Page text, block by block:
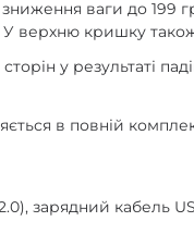
ваги до 199
верхню кришку
у результаті
в повній
зарядний кабель